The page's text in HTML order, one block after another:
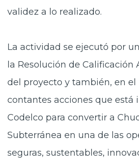
validez a lo realizado.
La actividad se ejecutó por
la Resolución de Calificación
del proyecto y también, en el
contantes acciones que
Codelco para convertir a
Subterránea en una de las
seguras, sustentables,